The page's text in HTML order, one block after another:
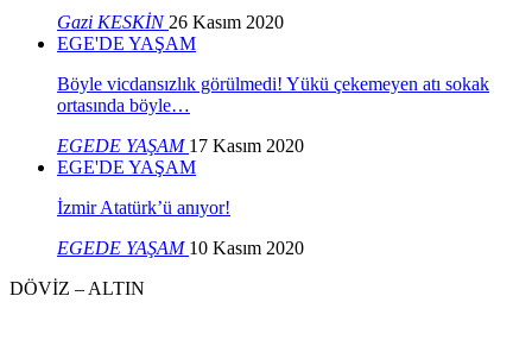
Gazi KESKİN 26 Kasım 2020
EGE'DE YAŞAM
Böyle vicdansızlık görülmedi! Yükü çekemeyen atı sokak
ortasında böyle…
EGEDE YAŞAM 17 Kasım 2020
EGE'DE YAŞAM
İzmir Atatürk’ü anıyor!
EGEDE YAŞAM 10 Kasım 2020
DÖVİZ – ALTIN